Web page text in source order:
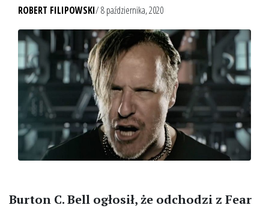
ROBERT FILIPOWSKI/ 8 października, 2020
Burton C. Bell ogłosił, że odchodzi z Fear